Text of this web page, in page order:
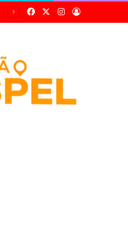
FacebookInstagram
Entrar